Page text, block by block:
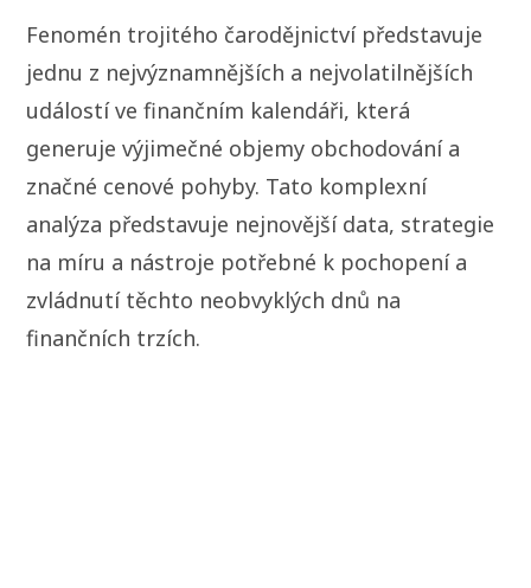
Fenomén trojitého čarodějnictví představuje
jednu z nejvýznamnějších a nejvolatilnějších
událostí ve finančním kalendáři, která
generuje výjimečné objemy obchodování a
značné cenové pohyby. Tato komplexní
analýza představuje nejnovější data, strategie
na míru a nástroje potřebné k pochopení a
zvládnutí těchto neobvyklých dnů na
finančních trzích.